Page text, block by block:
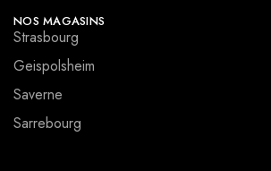
NOS MAGASINS
Strasbourg
Geispolsheim
Saverne
Sarrebourg